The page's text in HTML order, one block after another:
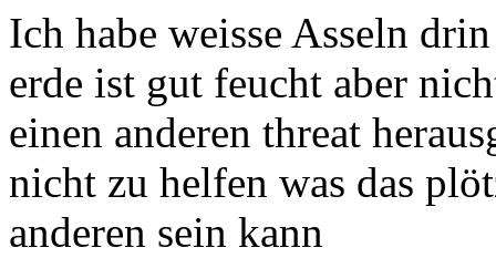
Ich habe weisse Asseln
erde ist gut feucht aber
einen anderen threat
nicht zu helfen was das
anderen sein kann